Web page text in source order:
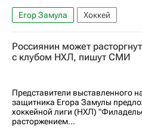
Егор Замула
Хоккей
Национальная хоккейная
Филадельфия Флайерз
Россиянин может
с клубом НХЛ, пишут СМИ
Представители выставленного
защитника Егора Замулы
хоккейной лиги (НХЛ)
расторжением...